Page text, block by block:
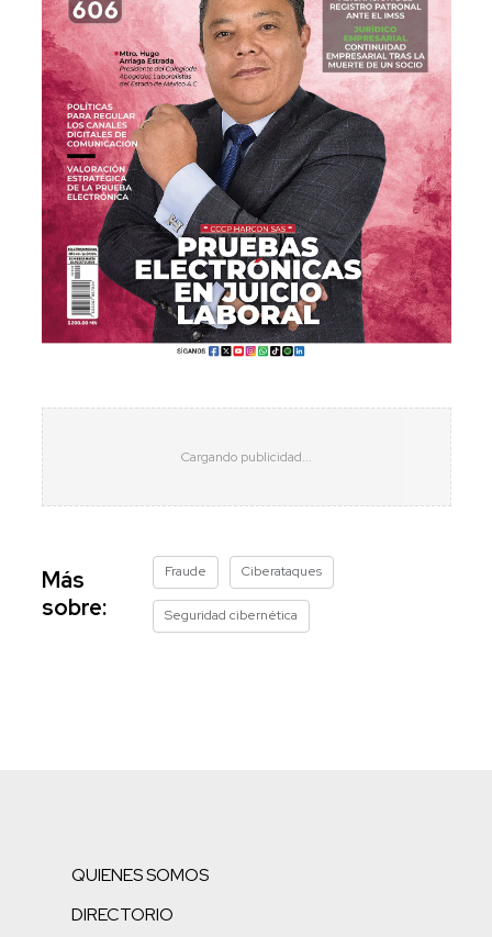
Más
sobre:
Fraude Ciberataques
Seguridad cibernética
QUIENES SOMOS
DIRECTORIO